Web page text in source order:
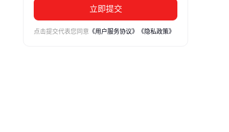
立即提交
点击提交代表您同意 《用户服务协议》 《隐私政策》